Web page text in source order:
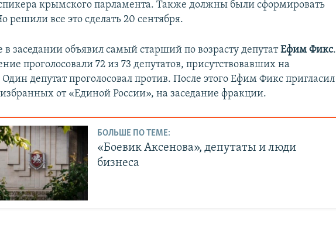
крымского парламента. Также должны были сформировать
решили все это сделать 20 сентября.
в заседании объявил самый старший по возрасту депутатЕфим Фикс.
проголосовали 72 из 73 депутатов, присутствовавших на
депутат проголосовал против. После этого Ефим Фикс пригласил
избранных от «Единой России», на заседание фракции.
БОЛЬШЕ ПО ТЕМЕ:
«Боевик Аксенова», депутаты и люди
бизнеса